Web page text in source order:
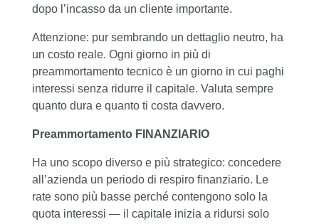
dopo l’incasso da un cliente importante.
Attenzione: pur sembrando un dettaglio neutro, ha
un costo reale. Ogni giorno in più di
preammortamento tecnico è un giorno in cui paghi
interessi senza ridurre il capitale. Valuta sempre
quanto dura e quanto ti costa davvero.
Preammortamento FINANZIARIO
Ha uno scopo diverso e più strategico: concedere
all’azienda un periodo di respiro finanziario. Le
rate sono più basse perché contengono solo la
quota interessi — il capitale inizia a ridursi solo